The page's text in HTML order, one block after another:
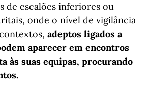
de escalões inferiores ou
onde o nível de vigilância
adeptos ligados a
aparecer em encontros
às suas equipas, procurando